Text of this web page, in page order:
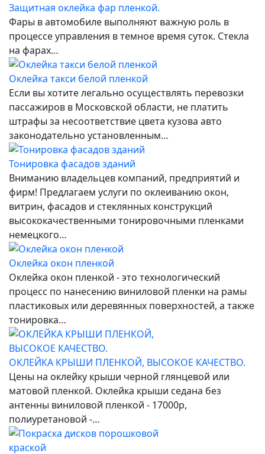
Защитная оклейка фар пленкой.
Фары в автомобиле выполняют важную роль в
процессе управления в темное время суток. Стекла
на фарах…
Оклейка такси белой пленкой
Если вы хотите легально осуществлять перевозки
пассажиров в Московской области, не платить
штрафы за несоответствие цвета кузова авто
законодательно установленным…
Тонировка фасадов зданий
Вниманию владельцев компаний, предприятий и
фирм! Предлагаем услуги по оклеиванию окон,
витрин, фасадов и стеклянных конструкций
высококачественными тонировочными пленками
немецкого…
Оклейка окон пленкой
Оклейка окон пленкой - это технологический
процесс по нанесению виниловой пленки на рамы
пластиковых или деревянных поверхностей, а также
тонировка…
ОКЛЕЙКА КРЫШИ ПЛЕНКОЙ, ВЫСОКОЕ КАЧЕСТВО.
Цены на оклейку крыши черной глянцевой или
матовой пленкой. Оклейка крыши седана без
антенны виниловой пленкой - 17000р,
полиуретановой -…